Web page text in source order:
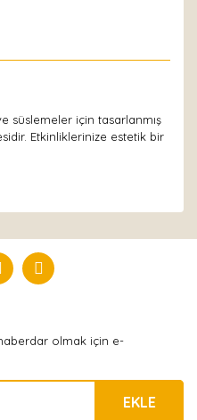
süslemeler için tasarlanmış
Etkinliklerinize estetik bir
Yaz
olmak için e-
EKLE